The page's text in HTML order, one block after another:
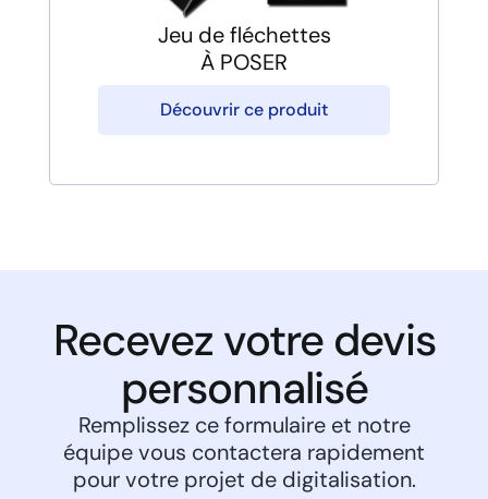
Jeu de fléchettes
À POSER
Découvrir ce produit
Recevez votre devis
personnalisé
Remplissez ce formulaire et notre
équipe vous contactera rapidement
pour votre projet de digitalisation.